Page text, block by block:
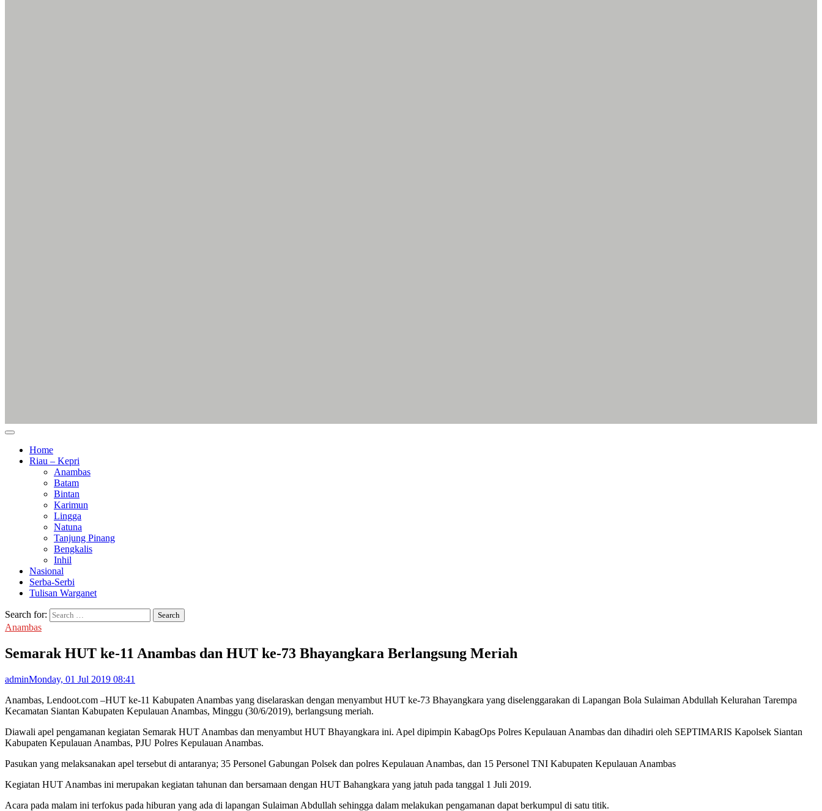
Home
Riau – Kepri
Anambas
Batam
Bintan
Karimun
Lingga
Natuna
Tanjung Pinang
Bengkalis
Inhil
Nasional
Serba-Serbi
Tulisan Warganet
Search for:
Anambas
Semarak HUT ke-11 Anambas dan HUT ke-73 Bhayangkara Berlangsung Meriah
adminMonday, 01 Jul 2019 08:41
Anambas, Lendoot.com –HUT ke-11 Kabupaten Anambas yang diselaraskan dengan menyambut HUT ke-73 Bhayangkara yang diselenggarakan di Lapangan Bola Sulaiman Abdullah Kelurahan Tarempa
Kecamatan Siantan Kabupaten Kepulauan Anambas, Minggu (30/6/2019), berlangsung meriah.
Diawali apel pengamanan kegiatan Semarak HUT Anambas dan menyambut HUT Bhayangkara ini. Apel dipimpin KabagOps Polres Kepulauan Anambas dan dihadiri oleh SEPTIMARIS Kapolsek Siantan
Kabupaten Kepulauan Anambas, PJU Polres Kepulauan Anambas.
Pasukan yang melaksanakan apel tersebut di antaranya; 35 Personel Gabungan Polsek dan polres Kepulauan Anambas, dan 15 Personel TNI Kabupaten Kepulauan Anambas
Kegiatan HUT Anambas ini merupakan kegiatan tahunan dan bersamaan dengan HUT Bahangkara yang jatuh pada tanggal 1 Juli 2019.
Acara pada malam ini terfokus pada hiburan yang ada di lapangan Sulaiman Abdullah sehingga dalam melakukan pengamanan dapat berkumpul di satu titik.